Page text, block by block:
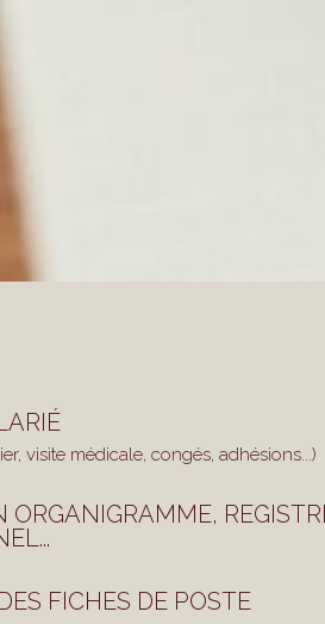
visite médicale, congés, adhésions...)
ORGANIGRAMME,
FICHES DE POSTE